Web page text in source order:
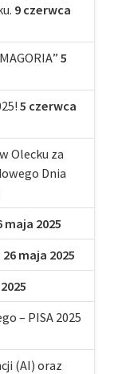
9 czerwca
5
5 czerwca
Olecku za
Dnia
maja 2025
26 maja 2025
– PISA 2025
(AI) oraz